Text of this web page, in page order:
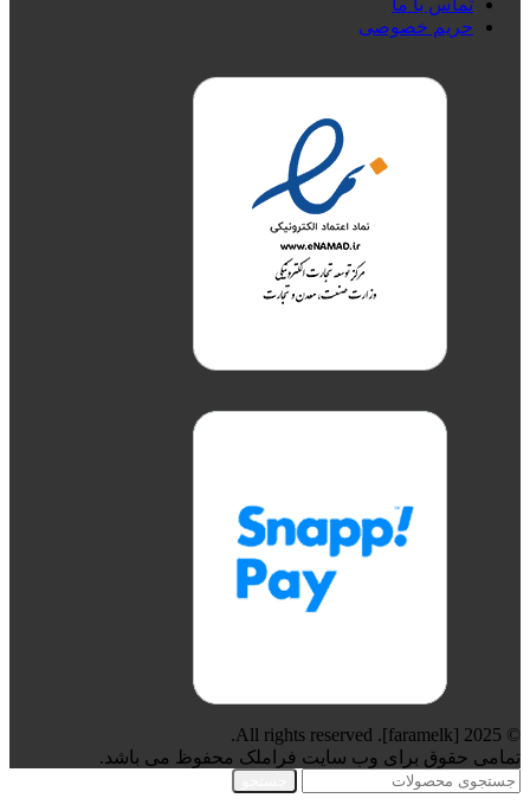
تماس با ما
حریم خصوصی
© 2025 [faramelk]. All rights reserved.
تمامی حقوق برای وب سایت فراملک محفوظ می باشد.